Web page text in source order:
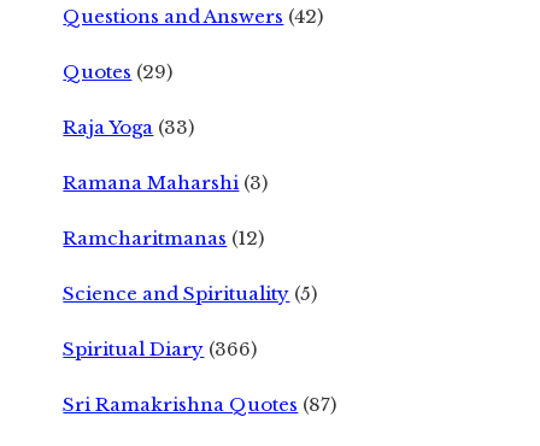
Questions and Answers (42)
Quotes (29)
Raja Yoga (33)
Ramana Maharshi (3)
Ramcharitmanas (12)
Science and Spirituality (5)
Spiritual Diary (366)
Sri Ramakrishna Quotes (87)